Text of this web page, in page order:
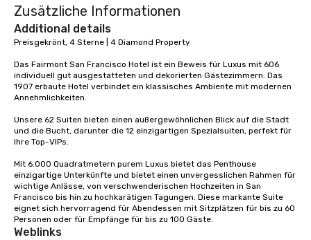
person with tax and
included. The only
provides guests a
ultimate networking
a typical sit-down
to engage the person
right of you. Because
Zusätzliche Informationen
Additional details
Preisgekrönt, 4 Sterne | 4 Diamond Property
Das Fairmont San Francisco Hotel ist ein Beweis für Luxus mit 606
individuell gut ausgestatteten und dekorierten Gästezimmern. Das
1907 erbaute Hotel verbindet ein klassisches Ambiente mit modernen
Annehmlichkeiten.
Unsere 62 Suiten bieten einen außergewöhnlichen Blick auf die Stadt
und die Bucht, darunter die 12 einzigartigen Spezialsuiten, perfekt für
Ihre Top-VIPs.
Mit 6.000 Quadratmetern purem Luxus bietet das Penthouse
einzigartige Unterkünfte und bietet einen unvergesslichen Rahmen für
wichtige Anlässe, von verschwenderischen Hochzeiten in San
Francisco bis hin zu hochkarätigen Tagungen. Diese markante Suite
eignet sich hervorragend für Abendessen mit Sitzplätzen für bis zu 60
Personen oder für Empfänge für bis zu 100 Gäste.
Weblinks